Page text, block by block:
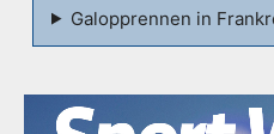
Galopprennen in